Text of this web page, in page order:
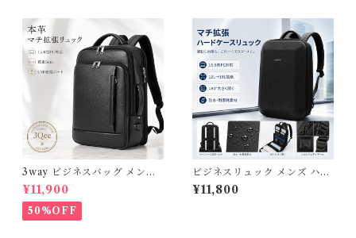
しゃれ レザー ギフト プレゼン
ト 3Qee 266766_qz
おしゃれ 大人 ギフト 牛革 ホ
ワイト アイボリー 3Qee 576
330_qz
3way ビジネスバッグ メンズ
本革 撥水 ビジネスリュック 大
容量 15.6インチ PC対応 A4
マチ拡張 リュックサック 通勤
自転車 出張 通勤リュック 黒
¥11,900
50%OFF
ビジネスリュック メンズ ハー
ドシェル リュック 大容量 マチ
拡張 撥水 15.6インチ PCバッ
¥11,800